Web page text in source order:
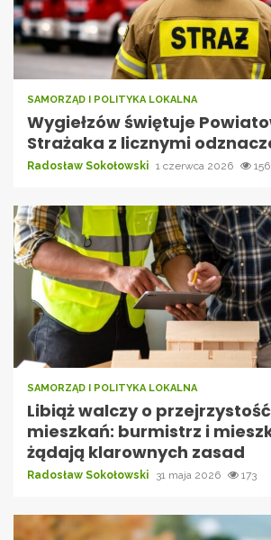
SAMORZĄD I POLITYKA LOKALNA
Wygiełzów świętuje
Strażaka z licznymi
Radosław Sokołowski 1 czerwca 2026 156
SAMORZĄD I POLITYKA LOKALNA
Libiąż walczy o
mieszkań: burmistrz i
żądają klarownych zasad
Radosław Sokołowski 31 maja 2026 173